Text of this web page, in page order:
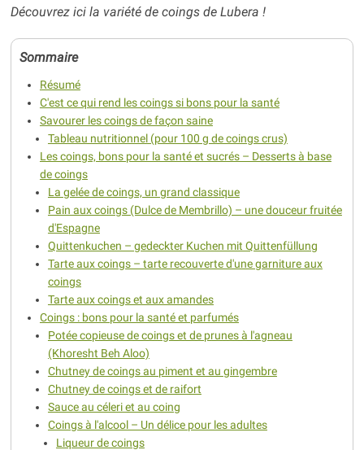
Découvrez ici la variété de coingsde Lubera !
Sommaire
Résumé
C'est ce qui rend les coings si bons pour la santé
Savourer les coings de façon saine
Tableau nutritionnel (pour 100 g de coings crus)
Les coings, bons pour la santé et sucrés – Desserts à base
de coings
La gelée de coings, un grand classique
Pain aux coings (Dulce de Membrillo) – une douceur fruitée
d'Espagne
Quittenkuchen – gedeckter Kuchen mit Quittenfüllung
Tarte aux coings – tarte recouverte d'une garniture aux
coings
Tarte aux coings et aux amandes
Coings : bons pour la santé et parfumés
Potée copieuse de coings et de prunes à l'agneau
(Khoresht Beh Aloo)
Chutney de coings au piment et au gingembre
Chutney de coings et de raifort
Sauce au céleri et au coing
Coings à l'alcool – Un délice pour les adultes
Liqueur de coings